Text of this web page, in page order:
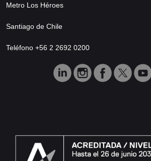
Metro Los Héroes
Santiago de Chile
Teléfono +56 2 2692 0200